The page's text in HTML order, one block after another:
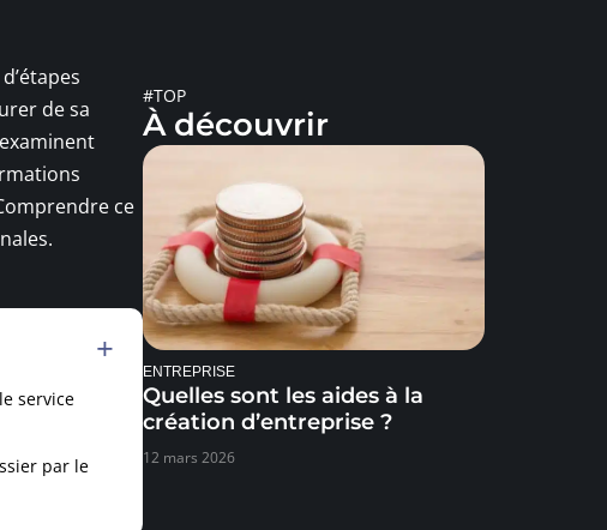
de sa
ce
service
par le
#TOP
À découvrir
ENTREPRISE
Quelles sont les aides à la
création d’entreprise ?
12 mars 2026